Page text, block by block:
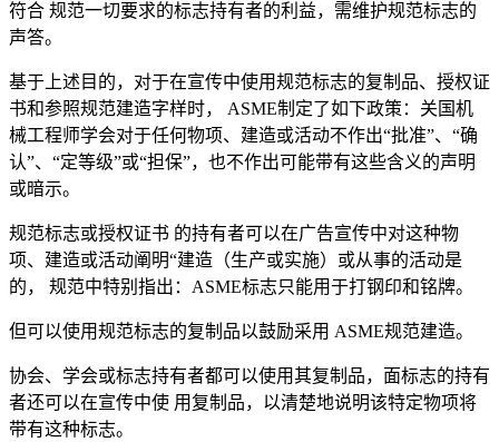
符合 规范一切要求的标志持有者的利益，需维护规范标志的
声答。
基于上述目的，对于在宣传中使用规范标志的复制品、授权证
书和参照规范建造字样时， ASME制定了如下政策：关国机
械工程师学会对于任何物项、建造或活动不作出“批准”、“确
认”、“定等级”或“担保”，也不作出可能带有这些含义的声明
或暗示。
规范标志或授权证书 的持有者可以在广告宣传中对这种物
项、建造或活动阐明“建造（生产或实施）或从事的活动是
的， 规范中特别指出：ASME标志只能用于打钢印和铭牌。
但可以使用规范标志的复制品以鼓励采用 ASME规范建造。
协会、学会或标志持有者都可以使用其复制品，面标志的持有
者还可以在宣传中使 用复制品，以清楚地说明该特定物项将
带有这种标志。